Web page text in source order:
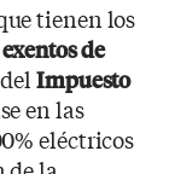
tienen los
exentos de
delImpuesto
en las
eléctricos